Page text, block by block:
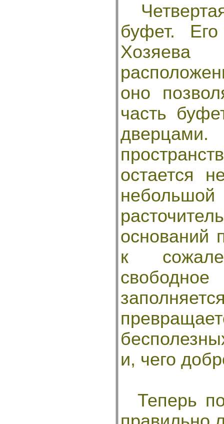
буфет.
оно
часть
остается
оснований
к
и, чего
Теперь